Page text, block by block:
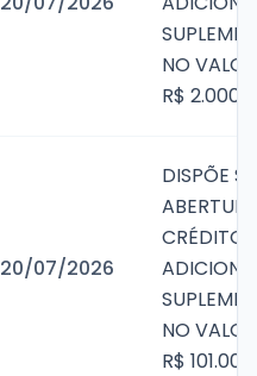
NO
R$
20/07/2026
DISPÕE
CRÉDITO
NO
R$